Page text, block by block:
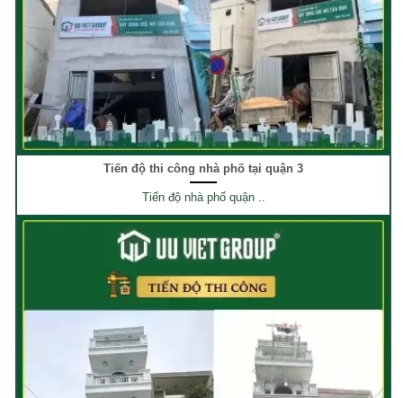
Tiến độ thi công nhà phố tại quận 3
Tiến độ nhà phố quận ..